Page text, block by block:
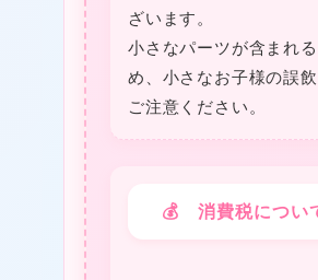
ざいます。
小さなパーツが含まれ
め、小さなお子様の誤
ご注意ください。
💰 消費税につい